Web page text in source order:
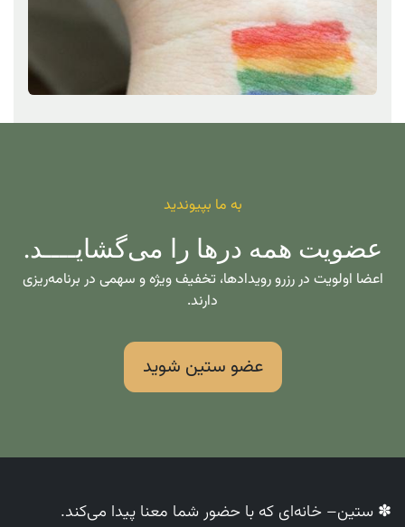
به ما بپیوندید
عضویت همه درها را می‌گشایــــد.
اعضا اولویت در رزرو رویدادها، تخفیف ویژه و سهمی در برنامه‌ریزی
دارند.
عضو ستین شوید
✽ ستین– خانه‌ای که با حضور شما معنا پیدا می‌کند.